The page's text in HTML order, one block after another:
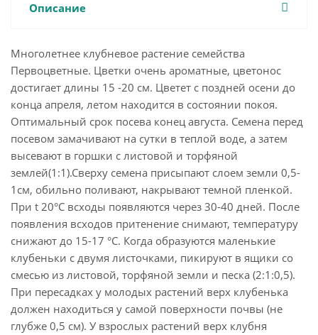
Описание
Многолетнее клубневое растение семейства
Первоцветные. Цветки очень ароматные, цветонос
достигает длины 15 -20 см. Цветет с поздней осени до
конца апреля, летом находится в состоянии покоя.
Оптимальный срок посева конец августа. Семена перед
посевом замачивают на сутки в теплой воде, а затем
высевают в горшки с листовой и торфяной
землей(1:1).Сверху семена присыпают слоем земли 0,5-
1см, обильно поливают, накрывают темной пленкой.
При t 20°C всходы появляются через 30-40 дней. После
появления всходов притенение снимают, температуру
снижают до 15-17 °C. Когда образуются маленькие
клубеньки с двумя листочками, пикируют в ящики со
смесью из листовой, торфяной земли и песка (2:1:0,5).
При пересадках у молодых растений верх клубенька
должен находиться у самой поверхности почвы (не
глубже 0,5 см). У взрослых растений верх клубня